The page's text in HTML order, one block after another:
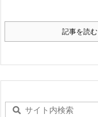
記事を読む